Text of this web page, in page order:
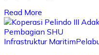
Read More
Infrastruktur Maritim